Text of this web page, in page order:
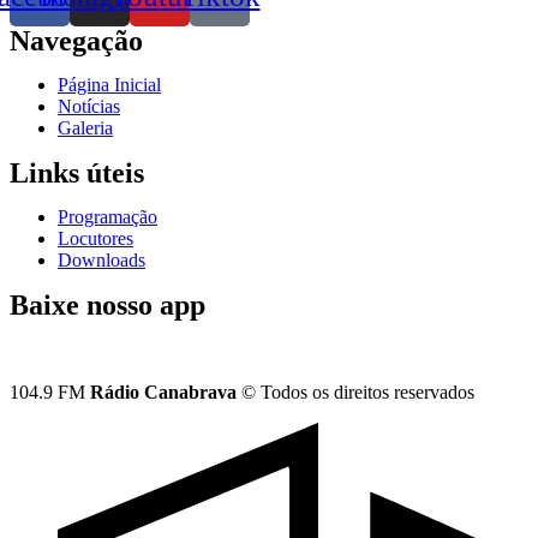
Navegação
Página Inicial
Notícias
Galeria
Links úteis
Programação
Locutores
Downloads
Baixe nosso app
104.9 FM Rádio Canabrava © Todos os direitos reservados